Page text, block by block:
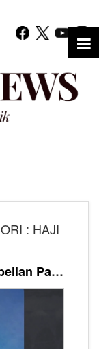
: HAJI
Nusuk Menjadi Platform Pembelian Paket Masyair Visa Haji Furoda, Begini Cara Registrasinya